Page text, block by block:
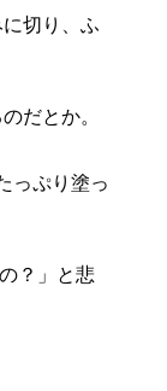
切り、ふ
だとか。
っぷり塗っ
？」と悲